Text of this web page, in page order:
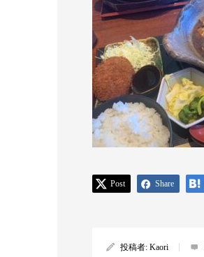
Post Share
投稿者: Kaori